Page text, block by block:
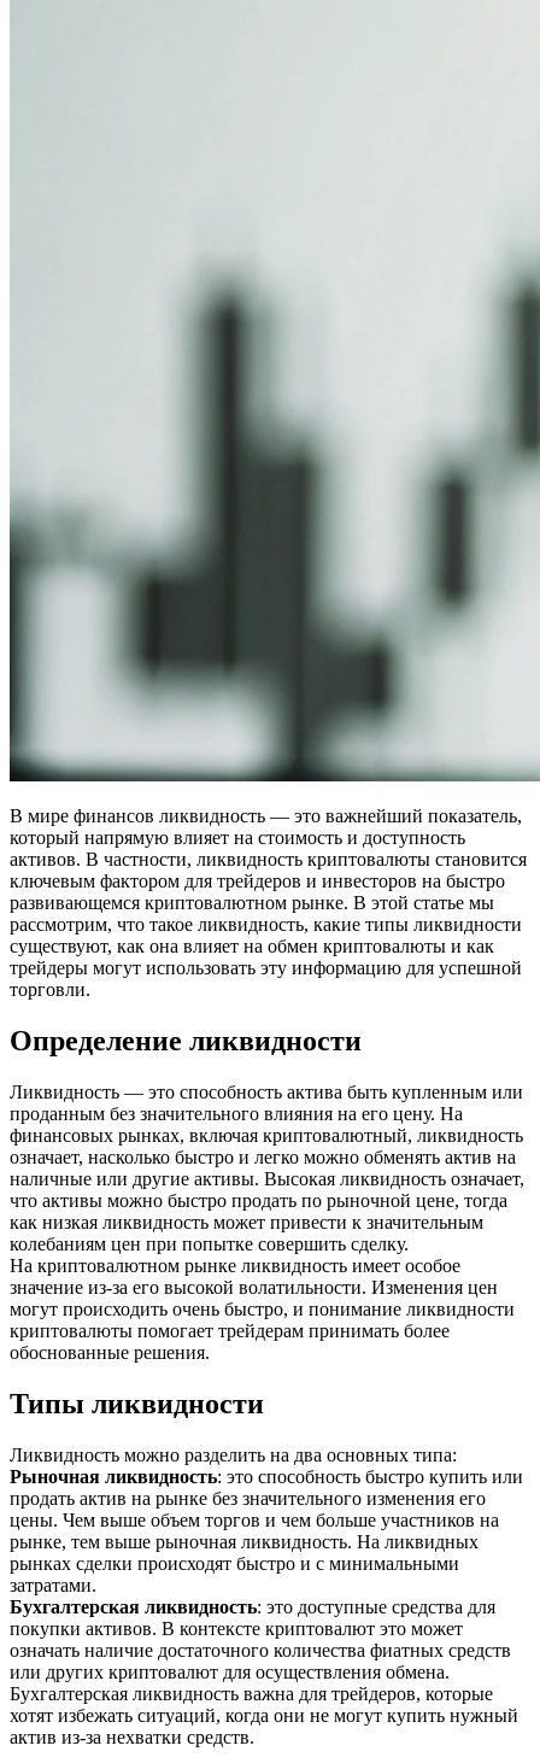
В мире финансов ликвидность — это важнейший показатель,
который напрямую влияет на стоимость и доступность
активов. В частности, ликвидность криптовалюты становится
ключевым фактором для трейдеров и инвесторов на быстро
развивающемся криптовалютном рынке. В этой статье мы
рассмотрим, что такое ликвидность, какие типы ликвидности
существуют, как она влияет на обмен криптовалюты и как
трейдеры могут использовать эту информацию для успешной
торговли.
Определение ликвидности
Ликвидность — это способность актива быть купленным или
проданным без значительного влияния на его цену. На
финансовых рынках, включая криптовалютный, ликвидность
означает, насколько быстро и легко можно обменять актив на
наличные или другие активы. Высокая ликвидность означает,
что активы можно быстро продать по рыночной цене, тогда
как низкая ликвидность может привести к значительным
колебаниям цен при попытке совершить сделку.
На криптовалютном рынке ликвидность имеет особое
значение из-за его высокой волатильности. Изменения цен
могут происходить очень быстро, и понимание ликвидности
криптовалюты помогает трейдерам принимать более
обоснованные решения.
Типы ликвидности
Ликвидность можно разделить на два основных типа:
Рыночная ликвидность: это способность быстро купить или
продать актив на рынке без значительного изменения его
цены. Чем выше объем торгов и чем больше участников на
рынке, тем выше рыночная ликвидность. На ликвидных
рынках сделки происходят быстро и с минимальными
затратами.
Бухгалтерская ликвидность: это доступные средства для
покупки активов. В контексте криптовалют это может
означать наличие достаточного количества фиатных средств
или других криптовалют для осуществления обмена.
Бухгалтерская ликвидность важна для трейдеров, которые
хотят избежать ситуаций, когда они не могут купить нужный
актив из-за нехватки средств.